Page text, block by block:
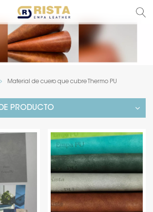
Material de cuero que cubre Thermo PU
PRODUCTO